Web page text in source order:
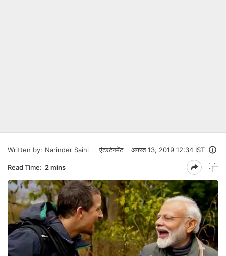
Written by: Narinder Saini एंटरटेनमेंट अगस्त 13, 2019 12:34 IST
Read Time: 2 mins